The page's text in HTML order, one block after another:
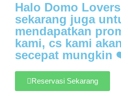
Halo Domo
sekarang juga
mendapatkan
kami, cs kami
secepat mungkin
Reservasi Sekarang